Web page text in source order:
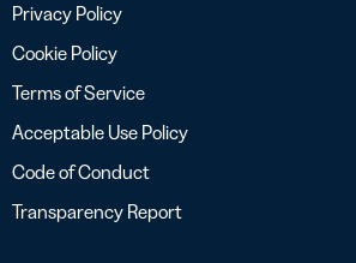
Privacy Policy
Cookie Policy
Terms of Service
Acceptable Use Policy
Code of Conduct
Transparency Report